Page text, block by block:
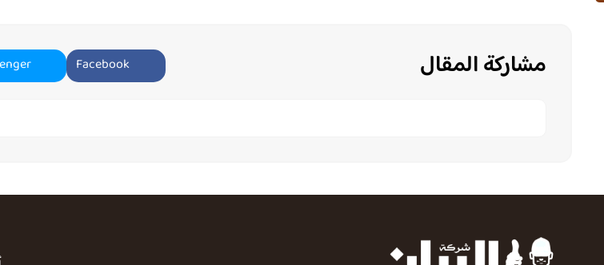
مشاركة المقال Facebook